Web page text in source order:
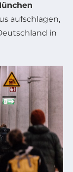
aufschlagen,
in